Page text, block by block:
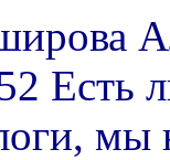
Есть
мы